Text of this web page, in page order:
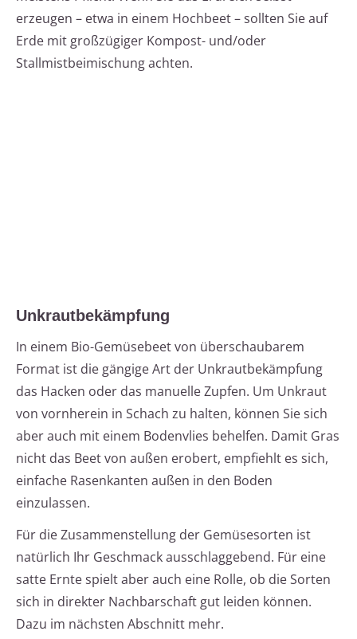
erzeugen – etwa in einem Hochbeet – sollten Sie auf
Erde mit großzügiger Kompost- und/oder
Stallmistbeimischung achten.
Unkrautbekämpfung
In einem Bio-Gemüsebeet von überschaubarem
Format ist die gängige Art der Unkrautbekämpfung
das Hacken oder das manuelle Zupfen. Um Unkraut
von vornherein in Schach zu halten, können Sie sich
aber auch mit einem Bodenvlies behelfen. Damit Gras
nicht das Beet von außen erobert, empfiehlt es sich,
einfache Rasenkanten außen in den Boden
einzulassen.
Für die Zusammenstellung der Gemüsesorten ist
natürlich Ihr Geschmack ausschlaggebend. Für eine
satte Ernte spielt aber auch eine Rolle, ob die Sorten
sich in direkter Nachbarschaft gut leiden können.
Dazu im nächsten Abschnitt mehr.